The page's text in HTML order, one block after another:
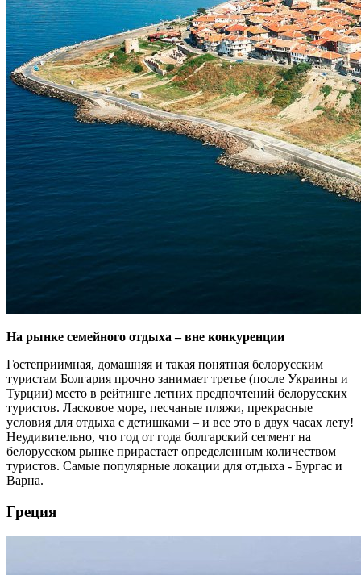
На рынке семейного отдыха – вне конкуренции
Гостеприимная, домашняя и такая понятная белорусским
туристам Болгария прочно занимает третье (после Украины и
Турции) место в рейтинге летних предпочтений белорусских
туристов. Ласковое море, песчаные пляжи, прекрасные
условия для отдыха с детишками – и все это в двух часах лету!
Неудивительно, что год от года болгарский сегмент на
белорусском рынке прирастает определенным количеством
туристов. Самые популярные локации для отдыха - Бургас и
Варна.
Греция